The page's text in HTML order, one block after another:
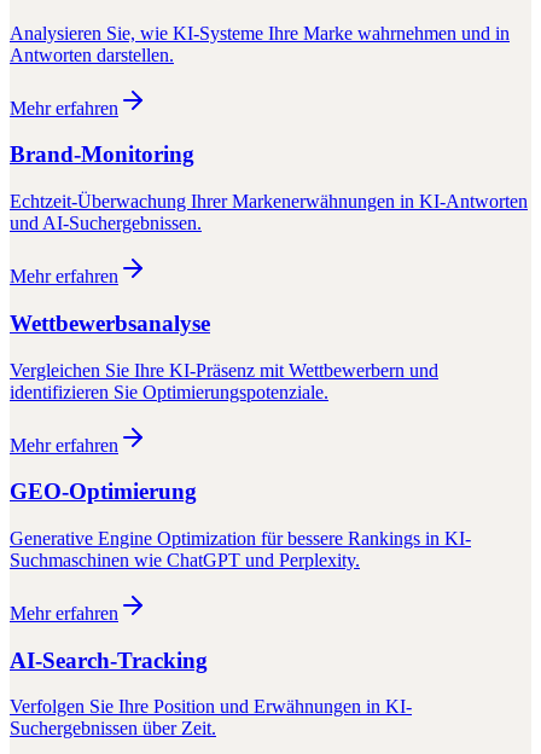
Analysieren Sie, wie KI-Systeme Ihre Marke wahrnehmen und in
Antworten darstellen.
Mehr erfahren
Brand-Monitoring
Echtzeit-Überwachung Ihrer Markenerwähnungen in KI-Antworten
und AI-Suchergebnissen.
Mehr erfahren
Wettbewerbsanalyse
Vergleichen Sie Ihre KI-Präsenz mit Wettbewerbern und
identifizieren Sie Optimierungspotenziale.
Mehr erfahren
GEO-Optimierung
Generative Engine Optimization für bessere Rankings in KI-
Suchmaschinen wie ChatGPT und Perplexity.
Mehr erfahren
AI-Search-Tracking
Verfolgen Sie Ihre Position und Erwähnungen in KI-
Suchergebnissen über Zeit.